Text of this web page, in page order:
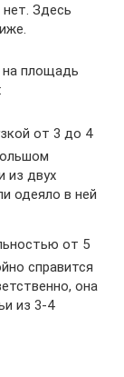
Здесь
площадь
от 3 до 4
из двух
одеяло в ней
от 5
справится
она
из 3-4